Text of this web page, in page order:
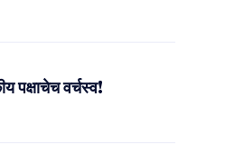
पक्षाचेच वर्चस्व!